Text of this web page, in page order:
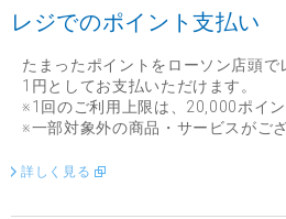
レジでのポイント支払い
たまったポイントをローソン店頭
1円としてお支払いただけます。
※1回のご利用上限は、20,000ポイン
※一部対象外の商品・サービスがご
詳しく見る